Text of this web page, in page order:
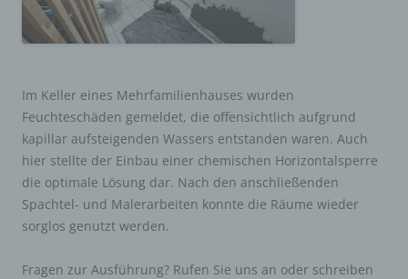
Im Keller eines Mehrfamilienhauses wurden
Feuchteschäden gemeldet, die offensichtlich aufgrund
kapillar aufsteigenden Wassers entstanden waren. Auch
hier stellte der Einbau einer chemischen Horizontalsperre
die optimale Lösung dar. Nach den anschließenden
Spachtel- und Malerarbeiten konnte die Räume wieder
sorglos genutzt werden.
Fragen zur Ausführung? Rufen Sie uns an oder schreiben